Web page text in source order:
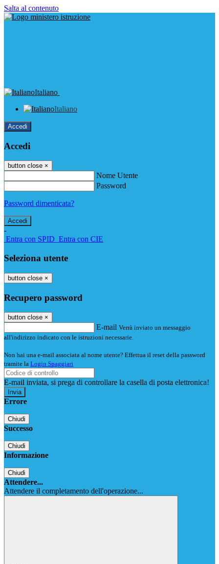
Salta al contenuto
Italiano
Italiano
Accedi
Accedi
button close ×
Nome Utente
Password
Password dimenticata?
-
Entra con SPID Entra con CIE
Seleziona utente
button close ×
Recupero password
button close ×
E-mail Verrà inviato un messaggio
all'indirizzo indicato con le istruzioni necessarie.
Non hai una e-mail associata al nome utente? Effettua il reset della password
tramite la Login Spaggiari
E-mail inviata, si prega di controllare la casella di posta elettronica!
Errore
Chiudi
Successo
Chiudi
Informazione
Chiudi
Attendere...
Attendere il completamento dell'operazione...